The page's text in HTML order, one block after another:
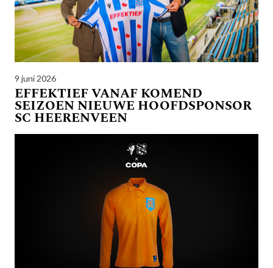
9 juni 2026
EFFEKTIEF VANAF KOMEND
SEIZOEN NIEUWE HOOFDSPONSOR
SC HEERENVEEN